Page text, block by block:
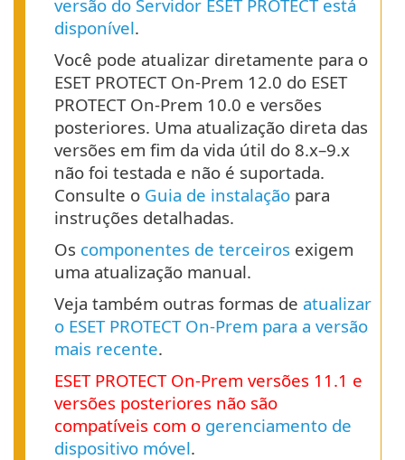
versão do Servidor ESET PROTECT está
disponível.
Você pode atualizar diretamente para o
ESET PROTECT On-Prem 12.0 do ESET
PROTECT On-Prem 10.0 e versões
posteriores. Uma atualização direta das
versões em fim da vida útil do 8.x–9.x
não foi testada e não é suportada.
Consulte o Guia de instalação para
instruções detalhadas.
Os componentes de terceiros exigem
uma atualização manual.
Veja também outras formas de atualizar
o ESET PROTECT On-Prem para a versão
mais recente.
ESET PROTECT On-Prem versões 11.1 e
versões posteriores não são
compatíveis com o gerenciamento de
dispositivo móvel.